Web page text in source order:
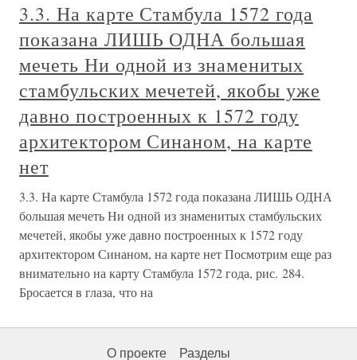
3.3. На карте Стамбула 1572 года
показана ЛИШЬ ОДНА большая
мечеть Ни одной из знаменитых
стамбульских мечетей, якобы уже
давно построенных к 1572 году
архитектором Синаном, на карте
нет
3.3. На карте Стамбула 1572 года показана ЛИШЬ ОДНА
большая мечеть Ни одной из знаменитых стамбульских
мечетей, якобы уже давно построенных к 1572 году
архитектором Синаном, на карте нет Посмотрим еще раз
внимательно на карту Стамбула 1572 года, рис. 284.
Бросается в глаза, что на
О проекте Разделы